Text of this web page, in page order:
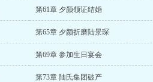
第61章 夕颜领证结婚
第65章 夕颜折磨陆景琛
第69章 参加生日宴会
第73章 陆氏集团破产